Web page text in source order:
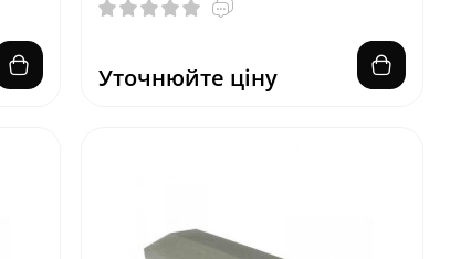
Уточнюйте ціну